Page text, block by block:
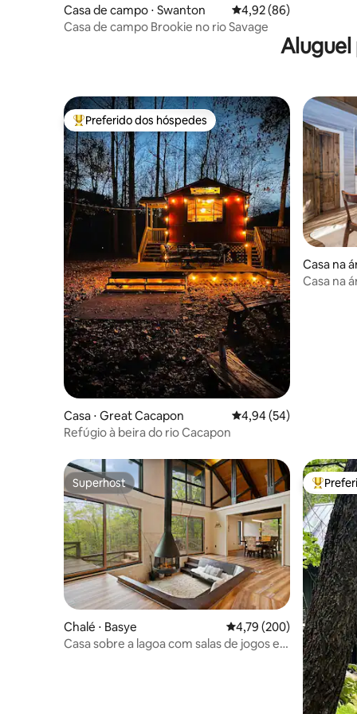
Casa de campo ⋅ Swanton 4,92 de uma avaliação
4,92 (86)
Casa de campo Brookie no rio Savage
Aluguel
Entre os melhores preferidos dos hóspedes
Preferido dos hóspedes
Casa ⋅ Great Cacapon 4,94 de uma avaliação
4,94 (54)
Refúgio à beira do rio Cacapon
Casa na
Casa na
Superhost
Superhost
Chalé ⋅ Basye 4,79 de uma avaliação
4,79 (200)
Casa sobre a lagoa com salas de jogos e
Entre